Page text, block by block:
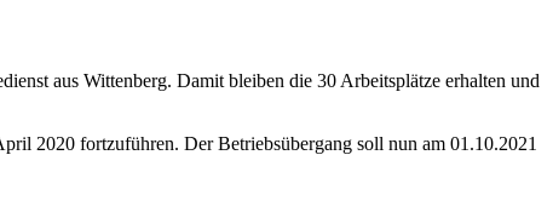
aus Wittenberg. Damit bleiben die 30 Arbeitsplätze erhalten und
2020 fortzuführen. Der Betriebsübergang soll nun am 01.10.2021